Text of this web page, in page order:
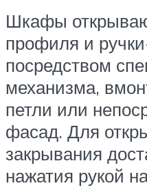
Шкафы
профиля и
посредством
механизма,
петли или
фасад. Для
закрывания
нажатия рукой